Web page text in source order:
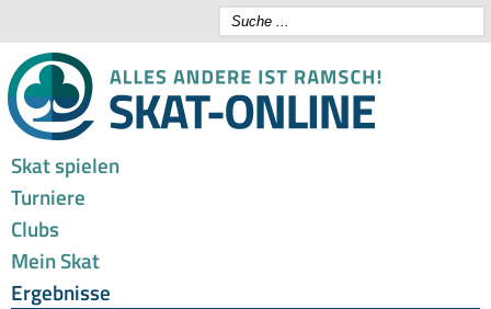
Skat spielen
Turniere
Clubs
Mein Skat
Ergebnisse